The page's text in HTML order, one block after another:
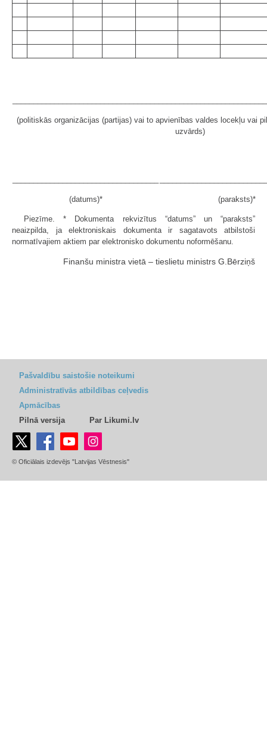
(politiskās organizācijas (partijas) vai to apvienības valdes locekļu vai
uzvārds)
(datums)* (paraksts)*
Piezīme. * Dokumenta rekvizītus “datums” un “paraksts”
neaizpilda, ja elektroniskais dokumenta ir sagatavots atbilstoši
normatīvajiem aktiem par elektronisko dokumentu noformēšanu.
Finanšu ministra vietā – tieslietu ministrs G.Bērziņš
Pašvaldību saistošie noteikumi
Administratīvās atbildības ceļvedis
Apmācības
Pilnā versija
Par Likumi.lv
© Oficiālais izdevējs "Latvijas Vēstnesis"